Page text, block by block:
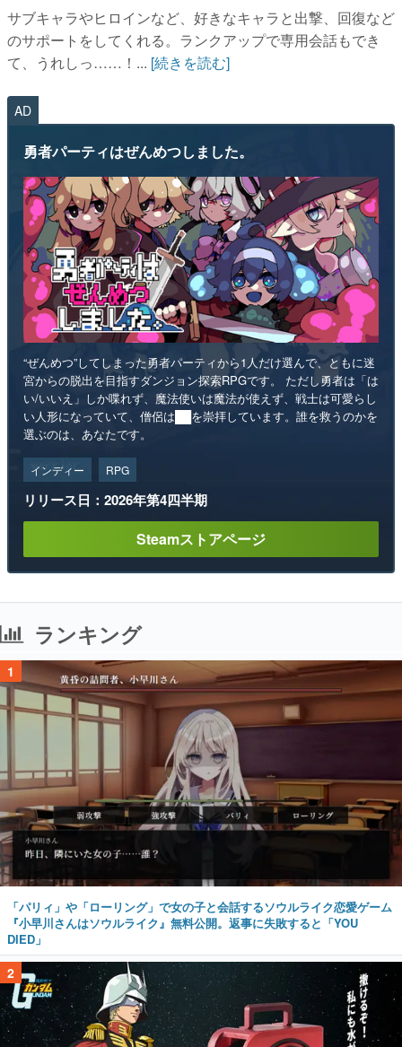
サブキャラやヒロインなど、好きなキャラと出撃、回復など
のサポートをしてくれる。ランクアップで専用会話もでき
て、うれしっ……！... [続きを読む]
AD
勇者パーティはぜんめつしました。
“ぜんめつ”してしまった勇者パーティから1人だけ選んで、ともに迷
宮からの脱出を目指すダンジョン探索RPGです。 ただし勇者は「は
い/いいえ」しか喋れず、魔法使いは魔法が使えず、戦士は可愛らし
い人形になっていて、僧侶は██を崇拝しています。誰を救うのかを
選ぶのは、あなたです。
インディー RPG
リリース日：2026年第4四半期
Steamストアページ
ランキング
1
「パリィ」や「ローリング」で女の子と会話するソウルライク恋愛ゲーム
『小早川さんはソウルライク』無料公開。返事に失敗すると「YOU
DIED」
2